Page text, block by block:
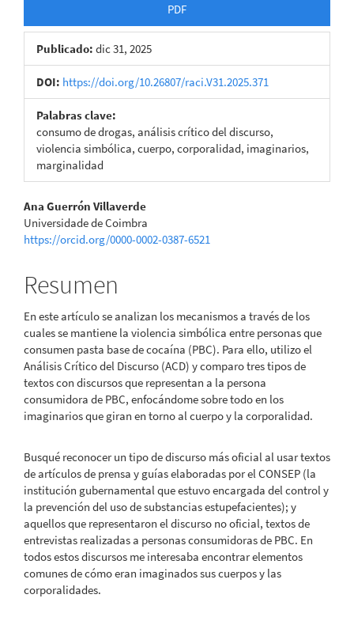
PDF
Publicado: dic 31, 2025
DOI: https://doi.org/10.26807/raci.V31.2025.371
Palabras clave:
consumo de drogas, análisis crítico del discurso,
violencia simbólica, cuerpo, corporalidad, imaginarios,
marginalidad
Contenido
principal
artículo
Ana Guerrón Villaverde
Universidade de Coimbra
https://orcid.org/0000-0002-0387-6521
Resumen
En este artículo se analizan los mecanismos a través de los
cuales se mantiene la violencia simbólica entre personas que
consumen pasta base de cocaína (PBC). Para ello, utilizo el
Análisis Crítico del Discurso (ACD) y comparo tres tipos de
textos con discursos que representan a la persona
consumidora de PBC, enfocándome sobre todo en los
imaginarios que giran en torno al cuerpo y la corporalidad.
Busqué reconocer un tipo de discurso más oficial al usar textos
de artículos de prensa y guías elaboradas por el CONSEP (la
institución gubernamental que estuvo encargada del control y
la prevención del uso de substancias estupefacientes); y
aquellos que representaron el discurso no oficial, textos de
entrevistas realizadas a personas consumidoras de PBC. En
todos estos discursos me interesaba encontrar elementos
comunes de cómo eran imaginados sus cuerpos y las
corporalidades.